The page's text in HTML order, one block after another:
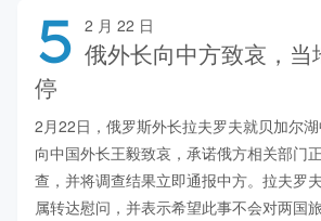
5 2 月 22 日
俄外长向中方致哀，当
停
2月22日，俄罗斯外长拉夫罗夫就贝加尔
向中国外长王毅致哀，承诺俄方相关部门
查，并将调查结果立即通报中方。拉夫罗
属转达慰问，并表示希望此事不会对两国